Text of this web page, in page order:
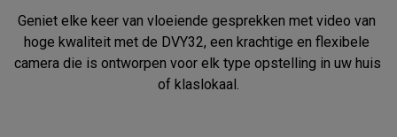
Geniet elke keer van vloeiende gesprekken met video van
hoge kwaliteit met de DVY32, een krachtige en flexibele
camera die is ontworpen voor elk type opstelling in uw huis
of klaslokaal.